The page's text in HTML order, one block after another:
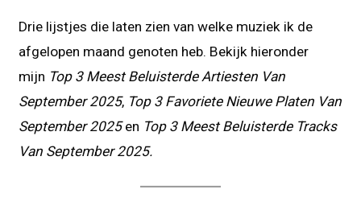
Drie lijstjes die laten zien van welke muziek ik de
afgelopen maand genoten heb. Bekijk hieronder
mijn Top 3 Meest Beluisterde Artiesten Van
September 2025, Top 3 Favoriete Nieuwe Platen Van
September 2025en Top 3 Meest Beluisterde Tracks
Van September 2025.